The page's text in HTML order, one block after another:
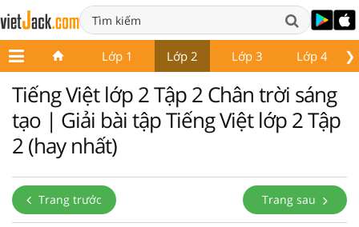
❯
Lớp 1 Lớp 2 Lớp 3 Lớp 4
Tiếng Việt lớp 2 Tập 2 Chân trời sáng
tạo | Giải bài tập Tiếng Việt lớp 2 Tập
2 (hay nhất)
Trang trước Trang sau